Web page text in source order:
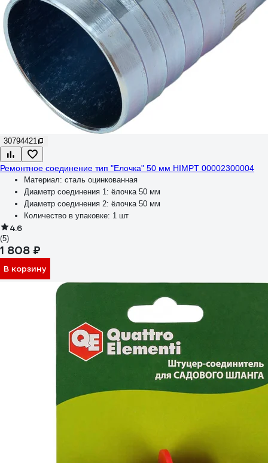
30794421
Ремонтное соединение тип "Елочка" 50 мм HIMPT 00002300004
Материал: сталь оцинкованная
Диаметр соединения 1: ёлочка 50 мм
Диаметр соединения 2: ёлочка 50 мм
Количество в упаковке: 1 шт
4.6
(5)
1 808 ₽
В корзину